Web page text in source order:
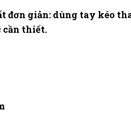
đơn giản: dùng tay kéo
cần thiết.